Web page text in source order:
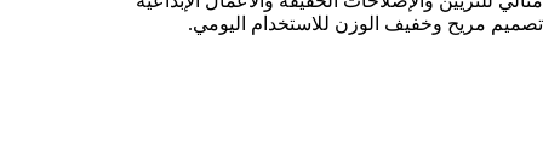
تصميم مريح وخفيف الوزن للاستخدام اليومي.